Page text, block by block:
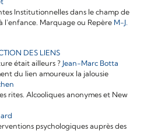
Institutionnelles dans le champ de
l'enfance. Marquage ou Repère M-J.
DES LIENS
était ailleurs ? Jean-Marc Botta
du lien amoureux la jalousie
rites. Alcooliques anonymes et New
psychologiques auprès des